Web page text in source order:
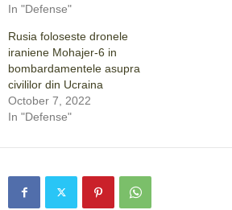
In "Defense"
Rusia foloseste dronele
iraniene Mohajer-6 in
bombardamentele asupra
civililor din Ucraina
October 7, 2022
In "Defense"